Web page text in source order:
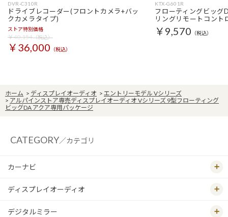
DVR-C310R
ドライブレコーダー(フロントカメラ+バッ
クカメラタイプ)
ストア特別価格
￥40,154（税込）
￥36,000 （税込）
KTX-G601R
フローティングビッグ
リングリモートコント
￥9,570 （税込）
ホーム > ディスプレイオーディオ > エントリーモデル Vシリーズ
> アルパインストア専売ディスプレイオーディオ Vシリーズ 9型フローティング
ビッグDA アクア専用パッケージ
CATEGORY／カテゴリ
カーナビ
ディスプレイオーディオ
デジタルミラー